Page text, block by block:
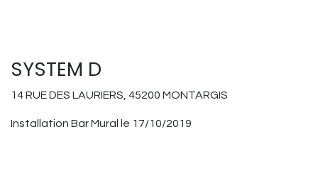
SYSTEM D
14 RUE DES LAURIERS, 45200 MONTARGIS
Installation Bar Mural le 17/10/2019